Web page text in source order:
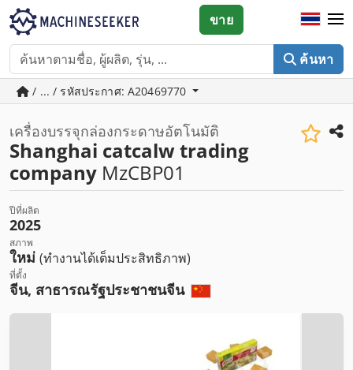
ค้นหา
ขาย
/ ... / รหัสประกาศ: A20469770
เครื่องบรรจุกล่องกระดาษอัตโนมัติ
Shanghai catcalw trading
company MzCBP01
ปีที่ผลิต
2025
สภาพ
ใหม่ (ทำงานได้เต็มประสิทธิภาพ)
ที่ตั้ง
จีน, สาธารณรัฐประชาชนจีน